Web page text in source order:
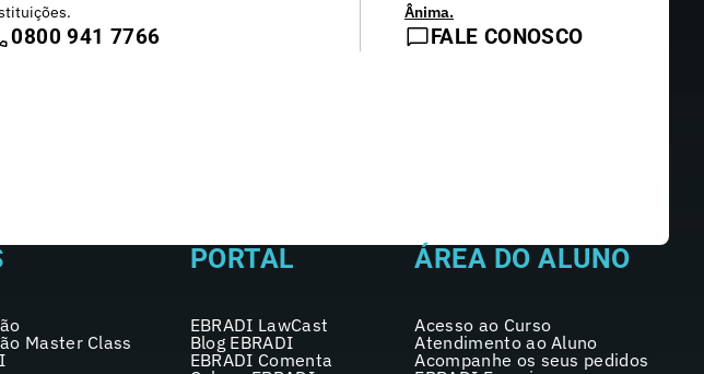
0800 941 7766
Ânima.
FALE CONOSCO
Master Class
PORTAL
EBRADI LawCast
Blog EBRADI
EBRADI Comenta
ÁREA DO ALUNO
Acesso ao Curso
Atendimento ao Aluno
Acompanhe os seus pedidos